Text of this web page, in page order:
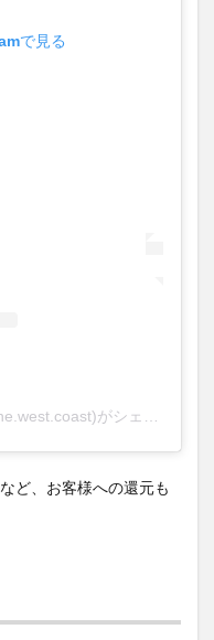
で見る
さばね 淡路島西海岸店(@sabane.west.coast)がシェアした投稿
ど、お客様への還元も